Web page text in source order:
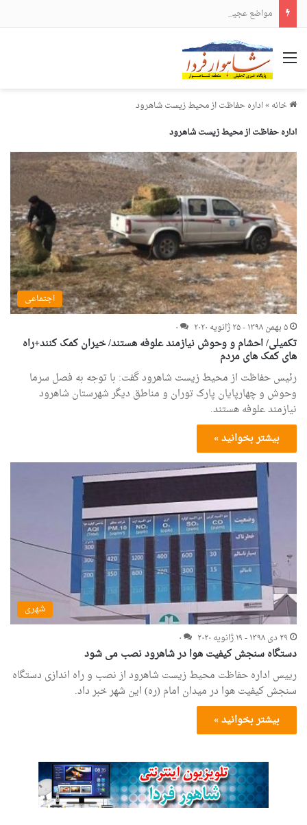
مواضع عجیب و دور از انتظار علی لاریجانی
منو
خانه»اداره حفاظت از محیط زیست شاهرود
اداره حفاظت از محیط زیست شاهرود
اجتماعی
۵ بهمن ۱۳۹۸ - ۲۵ ژانویه ۲۰۲۰
۰
تکمیلی/ احشام و وحوش نیازمند علوفه هستند/ خیران کمک کنند+راه
های کمک های مردم
رئیس حفاظت از محیط زیست شاهرود گفت: با توجه به فصل سرما
وحوش و چهارپایان پارک توران و مناطق دیگر شهرستان شاهرود
نیازمند علوفه هستند.
بیشتر بخوانید »
شهری
۲۹ دی ۱۳۹۸ - ۱۹ ژانویه ۲۰۲۰
۰
دستگاه سنجش کیفیت هوا در شاهرود نصب می شود
رییس اداره حفاظت محیط زیست شاهرود از نصب و راه اندازی دستگاه
سنجش کیفیت هوا در میدان امام (ره) این شهر خبر داد.
بیشتر بخوانید »